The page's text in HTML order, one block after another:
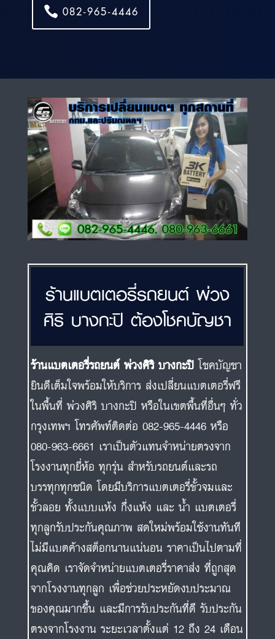
082-965-4446
ร้านแบตเตอรี่รถยนต์ พ่วง
ศิริ บางกะปิ ต้องโชคบัญชา
ร้านแบตเตอรี่รถยนต์ พ่วงศิริ บางกะปิโชคบัญชา
ยินดีเต็มใจพร้อมให้บริการ ส่งเปลี่ยนแบตเตอรี่ฟรี
ในพื้นที่ พ่วงศิริ บางกะปิ หรือในเขตพื้นที่อื่นๆ ทั่ว
กรุงเทพฯ โทรศัพท์ติดต่อ 082-965-4446 หรือ
080-963-6661 เราเป็นตัวแทนจำหน่ายตรงจาก
โรงงานทุกยี่ห้อ ทุกรุ่น สำหรับรถยนต์และรถ
บรรทุกทุกชนิด โดยมีบริการแบตเตอรี่ขั้วจมและ
ขั้วลอย ทั้งแบบแห้ง กึ่งแห้ง และ น้ำ แบตเตอรี่
ทุกลูกรับประกันคุณภาพ สดใหม่พร้อมใช้งานทันที
ไม่มีแบตค้างสต็อกนานแน่นอน ราคาเป็นไปตามที่
คุณคิด เราจัดจำหน่ายแบตเตอรี่ราคาส่ง ที่ถูกสุด
จากโรงงานทุกลูก เพื่อช่วยประหยัดงบประมาณ
ของคุณมากขึ้น และมีการรับประกันที่ดี รับประกัน
ตรงจากโรงงาน ระยะเวลาตั้งแต่ 12 ถึง 24 เดือน